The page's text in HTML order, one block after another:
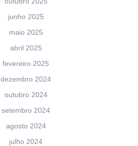
junho 2025
maio 2025
abril 2025
fevereiro 2025
dezembro 2024
outubro 2024
setembro 2024
agosto 2024
julho 2024